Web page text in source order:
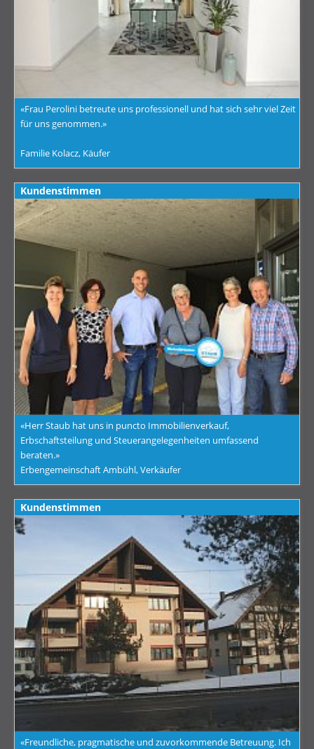
«Frau Perolini betreute uns professionell und hat sich sehr viel Zeit
für uns genommen.»
Familie Kolacz, Käufer
Kundenstimmen
«Herr Staub hat uns in puncto Immobilienverkauf,
Erbschaftsteilung und Steuerangelegenheiten umfassend
beraten.»
Erbengemeinschaft Ambühl, Verkäufer
Kundenstimmen
«Freundliche, pragmatische und zuvorkommende Betreuung. Ich